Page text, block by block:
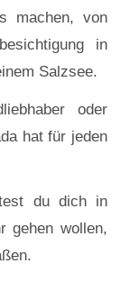
machen, von
in
Salzsee.
oder
hat für jeden
du dich in
gehen wollen,